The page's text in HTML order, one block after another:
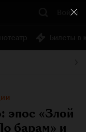
Войти
эпос «Злой
барам» и